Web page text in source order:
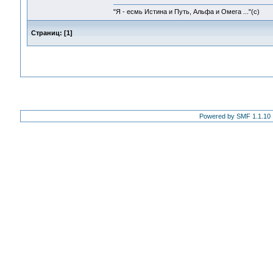
"Я - есмь Истина и Путь, Альфа и Омега ..."(с)
Страниц: [1]
Powered by SMF 1.1.10